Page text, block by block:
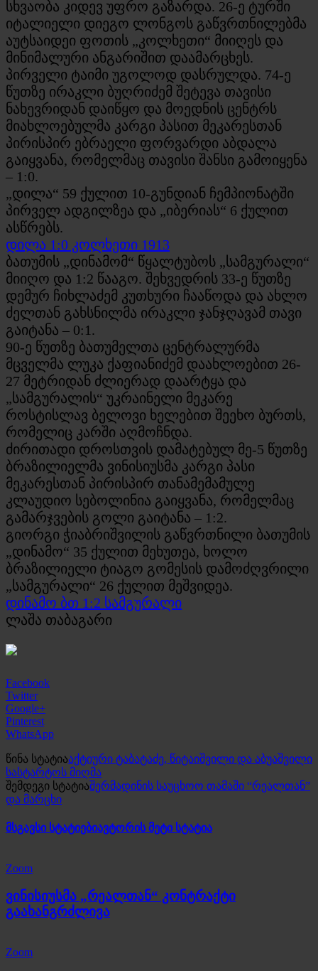
სხვაობა კიდევ უფრო გაზარდა. 26-ე ტურში
იტალიელი დიეგო ლონგოს გაწვრთნილებმა
აუტსაიდეი ფოთის „კოლხეთი“ მიიღეს და
მინიმალური ანგარიშით დაამარცხეს.
პირველი ტაიმი უგოლოდ დასრულდა. 74-ე
წუთზე ირაკლი ბუღრიძემ შეტევა თავისი
ნახევრიდან დაიწყო და მოედნის ცენტრს
მიახლოებულმა კარგი პასით მეკარესთან
პირისპირ ებრაელი ფორვარდი აბდალა
გაიყვანა, რომელმაც თავისი შანსი გამოიყენა
– 1:0.
„დილა“ 59 ქულით 10-გუნდიან ჩემპიონატში
პირველ ადგილზეა და „იბერიას“ 6 ქულით
ასწრებს.
დილა 1:0 კოლხეთი 1913
ბათუმის „დინამომ“ წყალტუბოს „სამგურალი“
მიიღო და 1:2 წააგო. შეხვედრის 33-ე წუთზე
დემურ ჩიხლაძემ კუთხური ჩააწოდა და ახლო
ძელთან გახსნილმა ირაკლი ჯანჯღავამ თავი
გაიტანა – 0:1.
90-ე წუთზე ბათუმელთა ცენტრალურმა
მცველმა ლუკა ქაფიანიძემ დაახლოებით 26-
27 მეტრიდან ძლიერად დაარტყა და
„სამგურალის“ უკრაინელი მეკარე
როსტისლავ ბელოვი ხელებით შეეხო ბურთს,
რომელიც კარში აღმოჩნდა.
ძირითადი დროსთვის დამატებულ მე-5 წუთზე
ბრაზილიელმა ვინისიუსმა კარგი პასი
მეკარესთან პირისპირ თანამემამულე
კლაუდიო სებოლინია გაიყვანა, რომელმაც
გამარჯვების გოლი გაიტანა – 1:2.
გიორგი ჭიაბრიშვილის გაწვრთნილი ბათუმის
„დინამო“ 35 ქულით მეხუთეა, ხოლო
ბრაზილიელი ტიაგო გომესის დამოძღვრილი
„სამგურალი“ 26 ქულით მეშვიდეა.
დინამო ბთ 1:2 სამგურალი
ლაშა თაბაგარი
Facebook
Twitter
Google+
Pinterest
WhatsApp
წინა სტატიააქტიური ტაბატაძე, წიტაიშვილი და აბუაშვილი
სასტარტოს მიღმა
შემდეგი სტატიაშერმადინის საუცხოო თამაში “რეალთან”
და მარცხი
მსგავსი სტატიებიავტორის მეტი სტატია
Zoom
ვინისიუსმა „რეალთან“ კონტრაქტი
გაახანგრძლივა
Zoom